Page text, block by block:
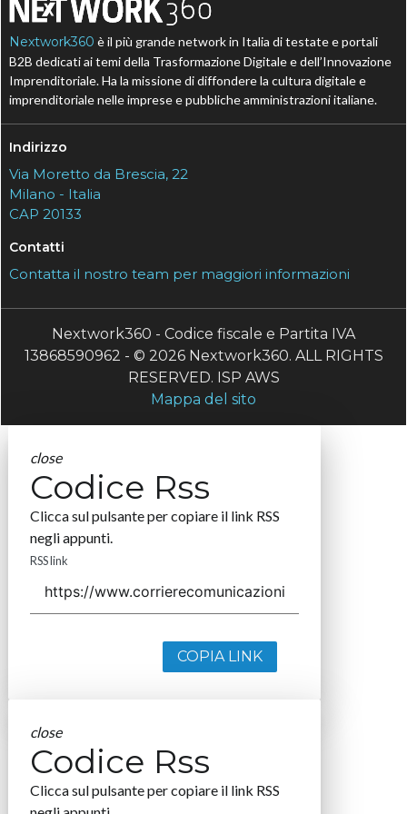
Nextwork360 è il più grande network in Italia di testate e portali
B2B dedicati ai temi della Trasformazione Digitale e dell’Innovazione
Imprenditoriale. Ha la missione di diffondere la cultura digitale e
imprenditoriale nelle imprese e pubbliche amministrazioni italiane.
Indirizzo
Via Moretto da Brescia, 22
Milano - Italia
CAP 20133
Contatti
Contatta il nostro team per maggiori informazioni
Nextwork360 - Codice fiscale e Partita IVA
13868590962 - © 2026 Nextwork360. ALL RIGHTS
RESERVED. ISP AWS
Mappa del sito
close
Codice Rss
Clicca sul pulsante per copiare il link RSS
negli appunti.
RSS link
COPIA LINK
close
Codice Rss
Clicca sul pulsante per copiare il link RSS